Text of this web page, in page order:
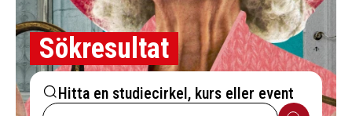
Sökresultat
Hitta en studiecirkel, kurs eller event